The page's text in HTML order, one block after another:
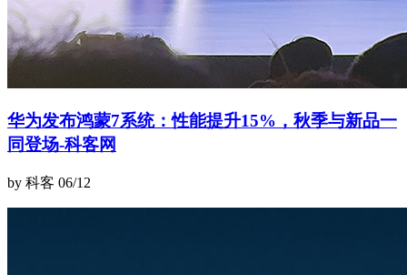
华为发布鸿蒙7系统：性能提升15%，秋季与新品一
同登场-科客网
by 科客 06/12